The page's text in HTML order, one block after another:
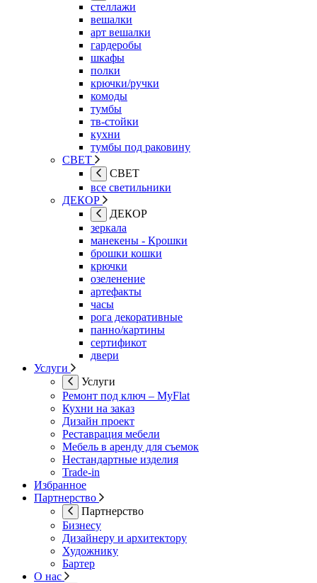
стеллажи
вешалки
арт вешалки
гардеробы
шкафы
полки
крючки/ручки
комоды
тумбы
тв-стойки
кухни
тумбы под раковину
СВЕТ
СВЕТ
все светильники
ДЕКОР
ДЕКОР
зеркала
манекены - Крошки
брошки кошки
крючки
озеленение
артефакты
часы
рога декоративные
панно/картины
сертификот
двери
Услуги
Услуги
Ремонт под ключ – MyFlat
Кухни на заказ
Дизайн проект
Реставрация мебели
Мебель в аренду для съемок
Нестандартные изделия
Trade-in
Избранное
Партнерство
Партнерство
Бизнесу
Дизайнеру и архитектору
Художнику
Бартер
О нас